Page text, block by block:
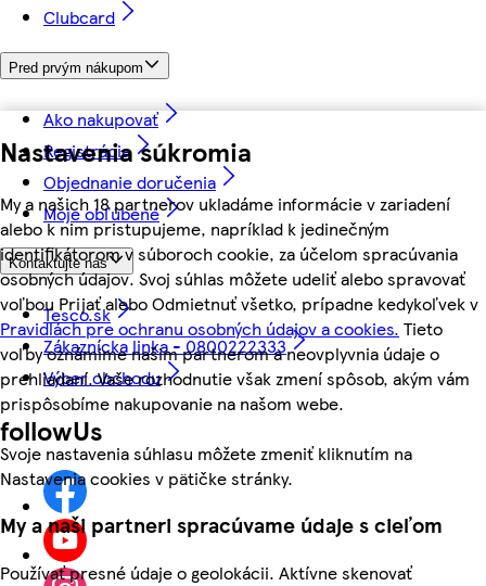
Nastavenia súkromia
My a našich 18 partnerov ukladáme informácie v zariadení
alebo k nim pristupujeme, napríklad k jedinečným
identifikátorom v súboroch cookie, za účelom spracúvania
osobných údajov. Svoj súhlas môžete udeliť alebo spravovať
voľbou Prijať alebo Odmietnuť všetko, prípadne kedykoľvek v
Pravidlách pre ochranu osobných údajov a cookies. Tieto
voľby oznámime našim partnerom a neovplyvnia údaje o
prehliadaní. Vaše rozhodnutie však zmení spôsob, akým vám
prispôsobíme nakupovanie na našom webe.
Svoje nastavenia súhlasu môžete zmeniť kliknutím na
Nastavenia cookies v pätičke stránky.
My a naši partneri spracúvame údaje s cieľom
Používať presné údaje o geolokácii. Aktívne skenovať
Clubcard
Pred prvým nákupom
Ako nakupovať
Registrácia
Objednanie doručenia
Moje obľúbené
Kontaktujte nás
Tesco.sk
Zákaznícka linka - 0800222333
Výber obchodu
followUs